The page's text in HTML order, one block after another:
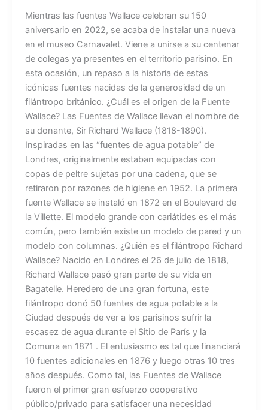
Mientras las fuentes Wallace celebran su 150
aniversario en 2022, se acaba de instalar una nueva
en el museo Carnavalet. Viene a unirse a su centenar
de colegas ya presentes en el territorio parisino. En
esta ocasión, un repaso a la historia de estas
icónicas fuentes nacidas de la generosidad de un
filántropo británico. ¿Cuál es el origen de la Fuente
Wallace? Las Fuentes de Wallace llevan el nombre de
su donante, Sir Richard Wallace (1818-1890).
Inspiradas en las “fuentes de agua potable” de
Londres, originalmente estaban equipadas con
copas de peltre sujetas por una cadena, que se
retiraron por razones de higiene en 1952. La primera
fuente Wallace se instaló en 1872 en el Boulevard de
la Villette. El modelo grande con cariátides es el más
común, pero también existe un modelo de pared y un
modelo con columnas. ¿Quién es el filántropo Richard
Wallace? Nacido en Londres el 26 de julio de 1818,
Richard Wallace pasó gran parte de su vida en
Bagatelle. Heredero de una gran fortuna, este
filántropo donó 50 fuentes de agua potable a la
Ciudad después de ver a los parisinos sufrir la
escasez de agua durante el Sitio de París y la
Comuna en 1871 . El entusiasmo es tal que financiará
10 fuentes adicionales en 1876 y luego otras 10 tres
años después. Como tal, las Fuentes de Wallace
fueron el primer gran esfuerzo cooperativo
público/privado para satisfacer una necesidad